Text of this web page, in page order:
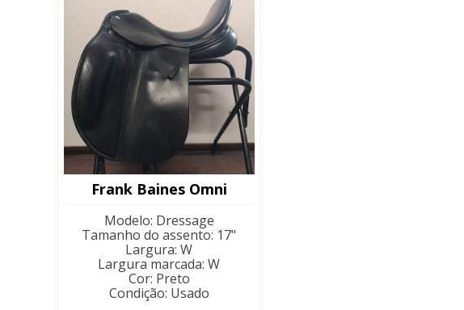
Frank Baines Omni
Modelo: Dressage
Tamanho do assento: 17"
Largura:W
Largura marcada:W
Cor: Preto
Condição: Usado